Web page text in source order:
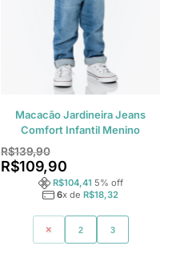
Macacão Jardineira Jeans
Comfort Infantil Menino
R$139,90
R$109,90
R$104,41 5% off
6x de R$18,32
1 2 3